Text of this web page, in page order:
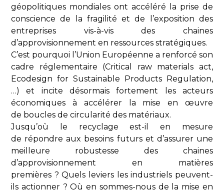
géopolitiques mondiales ont accéléré la prise de
conscience de la fragilité et de l’exposition des
entreprises vis-à-vis des chaines
d’approvisionnement en ressources stratégiques.
C’est pourquoi l’Union Européenne a renforcé son
cadre réglementaire (Critical raw materials act,
Ecodesign for Sustainable Products Regulation,
…) et incite désormais fortement les acteurs
économiques à accélérer la mise en œuvre
de boucles de circularité des matériaux.
Jusqu’où le recyclage est-il en mesure
de répondre aux besoins futurs et d’assurer une
meilleure robustesse des chaines
d’approvisionnement en matières
premières ? Quels leviers les industriels peuvent-
ils actionner ? Où en sommes-nous de la mise en